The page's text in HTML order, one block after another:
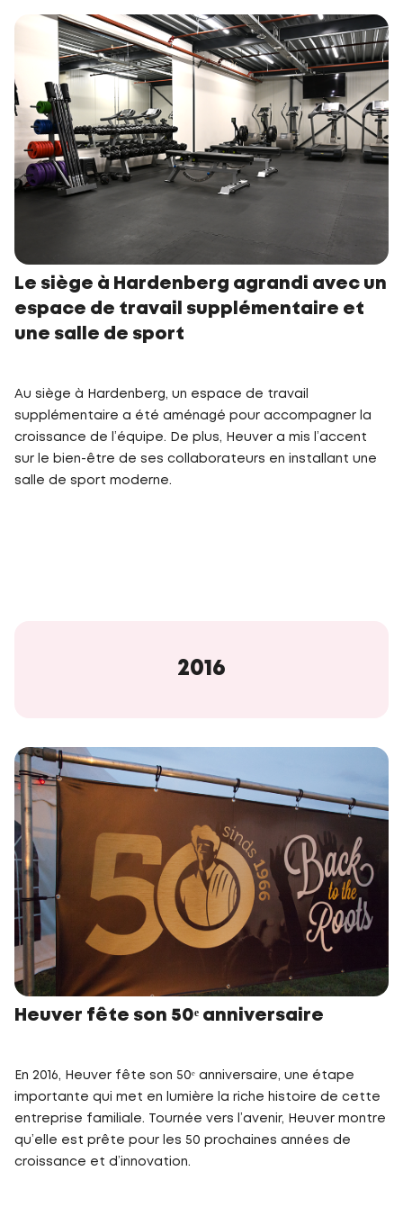
Le siège à Hardenberg agrandi avec un
espace de travail supplémentaire et
une salle de sport
Au siège à Hardenberg, un espace de travail
supplémentaire a été aménagé pour accompagner la
croissance de l’équipe. De plus, Heuver a mis l’accent
sur le bien-être de ses collaborateurs en installant une
salle de sport moderne.
2016
Heuver fête son 50ᵉ anniversaire
En 2016, Heuver fête son 50ᵉ anniversaire, une étape
importante qui met en lumière la riche histoire de cette
entreprise familiale. Tournée vers l’avenir, Heuver montre
qu’elle est prête pour les 50 prochaines années de
croissance et d’innovation.